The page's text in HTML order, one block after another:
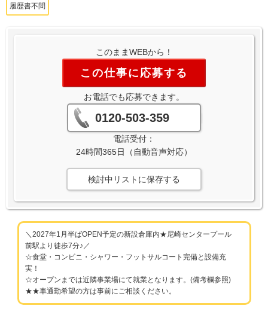
履歴書不問
このままWEBから！
この仕事に応募する
お電話でも応募できます。
0120-503-359
電話受付：
24時間365日（自動音声対応）
検討中リストに保存する
＼2027年1月半ばOPEN予定の新設倉庫内★尼崎センタープール
前駅より徒歩7分♪／
☆食堂・コンビニ・シャワー・フットサルコート完備と設備充
実！
☆オープンまでは近隣事業場にて就業となります。(備考欄参照)
★★車通勤希望の方は事前にご相談ください。